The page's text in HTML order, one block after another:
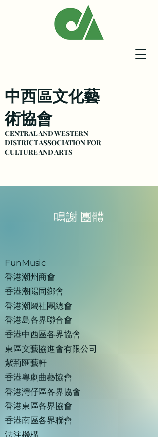
中西區文化藝
術協會
CENTRAL AND WESTERN
DISTRICT ASSOCIATION FOR
CULTUREAND ARTS
鳴謝 團體
FunMusic
香港潮州商會
香港潮陽同鄉會
香港潮屬社團總會
香港島各界聯合會
香港中西區各界協會
東區文藝協進會有限公司
紫荊匯藝軒
香港粵劇曲藝協會
香港灣仔區各界協會
香港東區各界協會
香港南區各界聯會
法注機構